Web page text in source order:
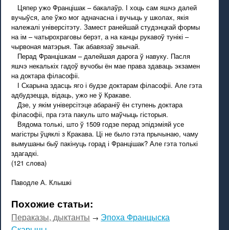
Цяпер ужо Францішак – бакалаўр. І хоць сам яшчэ далей
вучыўся, але ўжо мог адначасна і вучыць у школах, якія
належалі універсітэту. Замест ранейшай студэнцкай формы
на ім – чатырохраговы берэт, а на канцы рукавоў тунікі –
чырвоная матэрыя. Так абавязаў звычай.
Перад Францішкам – далейшая дарога ў навуку. Пасля
яшчэ некалькіх гадоў вучобы ён мае права здаваць экзамен
на доктара філасофіі.
І Скарына здасць яго і будзе доктарам філасофіі. Але гэта
адбудзецца, відаць, ужо не ў Кракаве.
Дзе, у якім універсітэце абараніў ён ступень доктара
філасофіі, пра гэта пакуль што маўчыць гісторыя.
Вядома толькі, што ў 1509 годзе перад эпідэміяй усе
магістры ўцяклі з Кракава. Ці не было гэта прычынаю, чаму
вымушаны быў пакінуць горад і Францішак? Але гэта толькі
здагадкі.
(121 слова)
Паводле А. Клышкі
Похожие статьи:
Пераказы, дыктанты → Эпоха Францыска